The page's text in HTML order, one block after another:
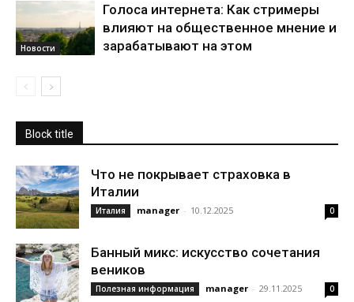
Новости
Голоса интернета: Как стримеры
влияют на общественное мнение и
зарабатывают на этом
Block title
Что не покрывает страховка в
Италии
Италия manager - 10.12.2025 0
Банный микс: искусство сочетания
веников
Полезная информация manager - 29.11.2025 0